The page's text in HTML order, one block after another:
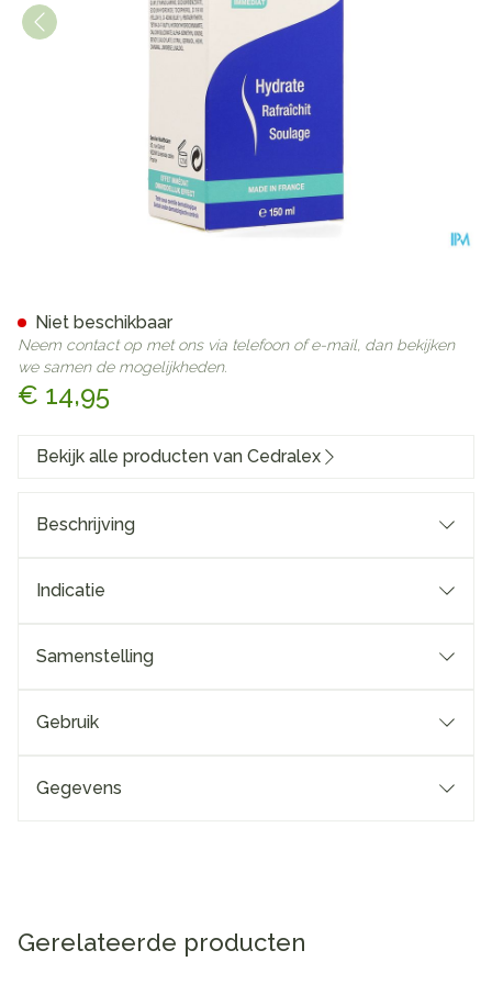
€ 14,95
Niet beschikbaar
Neem contact op met ons via telefoon of e-mail, dan bekijken
we samen de mogelijkheden.
Bekijk alle producten van Cedralex
Beschrijving
Indicatie
Samenstelling
Gebruik
Gegevens
Gerelateerde producten